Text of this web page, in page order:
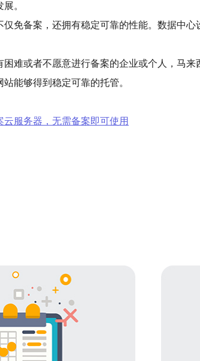
。
仅免备案，还拥有稳定可靠的性能。数据中
困难或者不愿意进行备案的企业或个人，马
能够得到稳定可靠的托管。
云服务器，无需备案即可使用